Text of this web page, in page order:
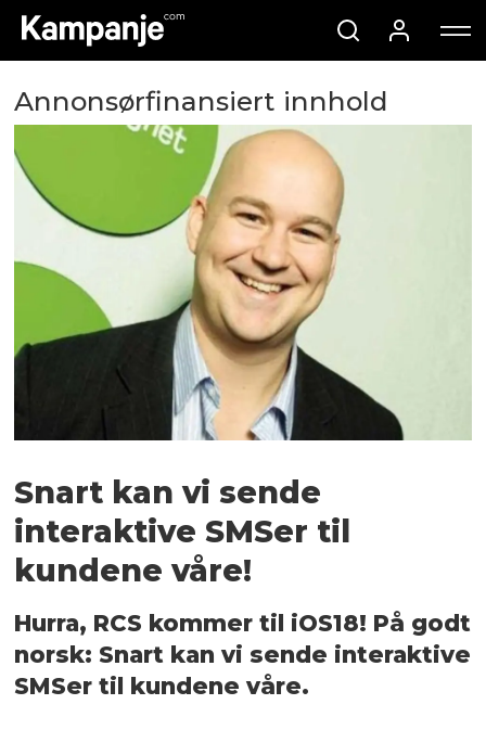
Annonsørfinansiert innhold
Snart kan vi sende
interaktive SMSer til
kundene våre!
Hurra, RCS kommer til iOS18! På godt
norsk: Snart kan vi sende interaktive
SMSer til kundene våre.